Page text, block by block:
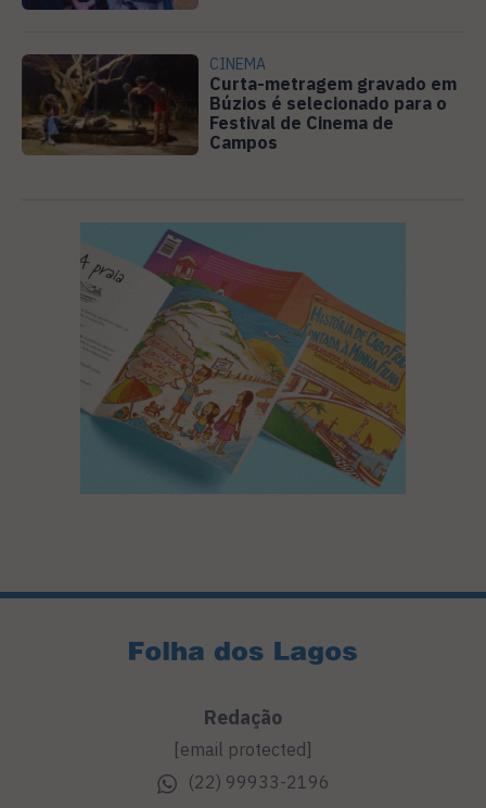
CINEMA
Curta-metragem gravado em
Búzios é selecionado para o
Festival de Cinema de
Campos
Redação
[email protected]
(22) 99933-2196